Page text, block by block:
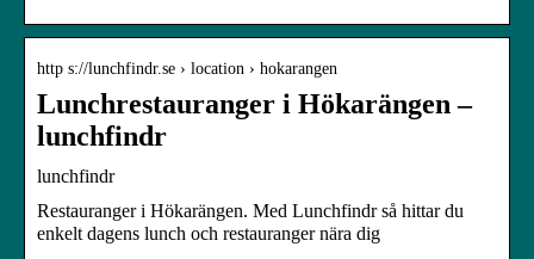
http s://lunchfindr.se › location › hokarangen
Lunchrestauranger i Hökarängen –
lunchfindr
lunchfindr
Restauranger i Hökarängen. Med Lunchfindr så hittar du
enkelt dagens lunch och restauranger nära dig